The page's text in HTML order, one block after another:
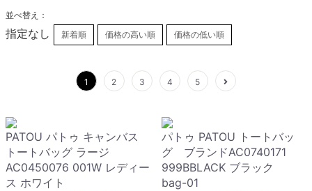
並べ替え：
指定なし 新着順 価格の高い順 価格の低い順
1 2 3 4 5
PATOU パトゥ キャンバス
トートバッグ ラージ
AC0450076 001W レディー
ス ホワイト
パトゥ PATOU トートバッ
グ ブランドAC0740171
999BBLACK ブラック
bag-01